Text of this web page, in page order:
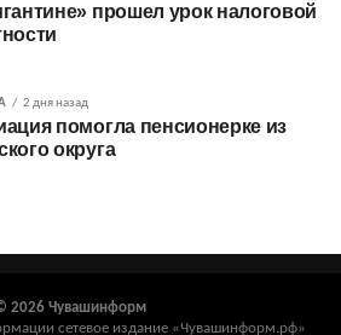
прошел урок налоговой
2 дня назад
помогла пенсионерке из
округа
2026 Чувашинформ
сетевое издание «Чувашинформ.рф»